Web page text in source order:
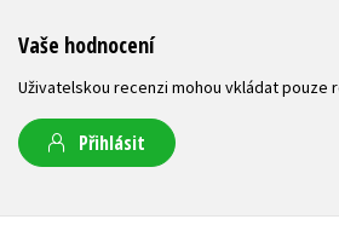
Vaše hodnocení
Uživatelskou recenzi mohou vkládat pouze
Přihlásit